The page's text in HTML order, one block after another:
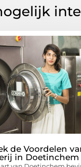
de Voordelen
in Doetinchem